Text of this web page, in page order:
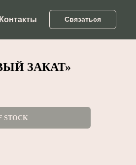
Контакты Связаться
ЗАКАТ»
STOCK